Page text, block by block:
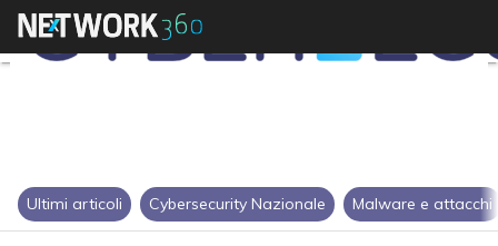
Ultimi articoli Cybersecurity Nazionale Malware e attacchi